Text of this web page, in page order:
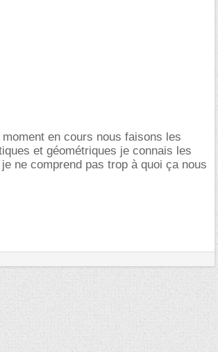
moment en cours nous faisons les
et géométriques je connais les
ne comprend pas trop à quoi ça nous